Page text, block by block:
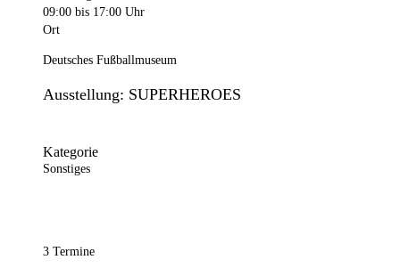
09:00 bis 17:00 Uhr
Ort
Deutsches Fußballmuseum
Ausstellung: SUPERHEROES
Kategorie
Sonstiges
3 Termine